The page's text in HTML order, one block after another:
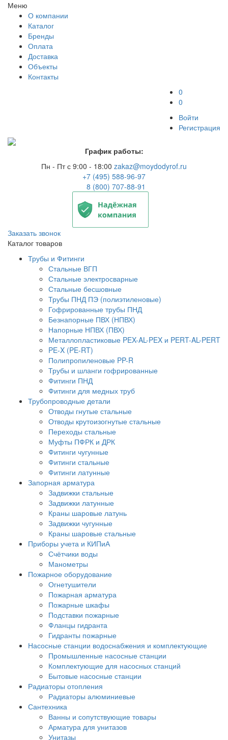
Меню
О компании
Каталог
Бренды
Оплата
Доставка
Объекты
Контакты
0
0
Войти
Регистрация
График работы:
Пн - Пт с 9:00 - 18:00 zakaz@moydodyrof.ru
+7 (495) 588-96-97
8 (800) 707-88-91
Заказать звонок
Каталог товаров
Трубы и Фитинги
Стальные ВГП
Стальные электросварные
Стальные бесшовные
Трубы ПНД ПЭ (полиэтиленовые)
Гофрированные трубы ПНД
Безнапорные ПВХ (НПВХ)
Напорные НПВХ (ПВХ)
Металлопластиковые PEX-AL-PEX и PERT-AL-PERT
PE-X (PE-RT)
Полипропиленовые PP-R
Трубы и шланги гофрированные
Фитинги ПНД
Фитинги для медных труб
Трубопроводные детали
Отводы гнутые стальные
Отводы крутоизогнутые стальные
Переходы стальные
Муфты ПФРК и ДРК
Фитинги чугунные
Фитинги стальные
Фитинги латунные
Запорная арматура
Задвижки стальные
Задвижки латунные
Краны шаровые латунь
Задвижки чугунные
Краны шаровые стальные
Приборы учета и КИПиА
Счётчики воды
Манометры
Пожарное оборудование
Огнетушители
Пожарная арматура
Пожарные шкафы
Подставки пожарные
Фланцы гидранта
Гидранты пожарные
Насосные станции водоснабжения и комплектующие
Промышленные насосные станции
Комплектующие для насосных станций
Бытовые насосные станции
Радиаторы отопления
Радиаторы алюминиевые
Сантехника
Ванны и сопутствующие товары
Арматура для унитазов
Унитазы